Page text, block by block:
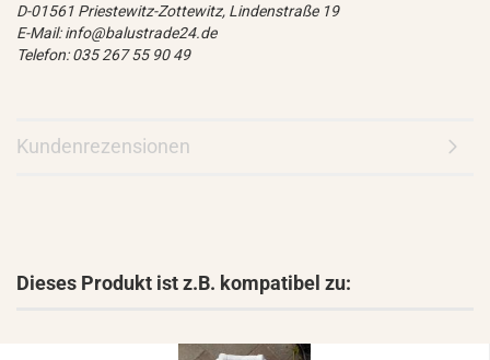
D-01561 Priestewitz-Zottewitz, Lindenstraße 19
E-Mail: info@balustrade24.de
Telefon: 035 267 55 90 49
Kundenrezensionen
Dieses Produkt ist z.B. kompatibel zu: